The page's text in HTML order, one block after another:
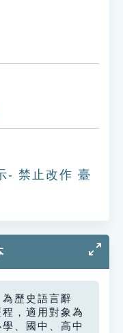
- 禁止改作 臺
為歷史語言辭
，適用對象為
、國中、高中